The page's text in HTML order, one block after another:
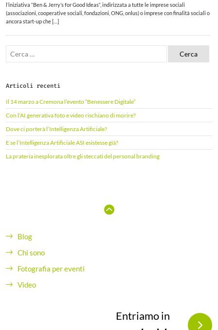
l’iniziativa “Ben & Jerry’s for Good Ideas“, indirizzata a tutte le imprese sociali
(associazioni, cooperative sociali, fondazioni, ONG, onlus) o imprese con finalità sociali o
ancora start-up che […]
r
a
p
e
r
:
Articoli recenti
Il 14 marzo a Cremona l’evento “Benessere Digitale”
Con l’AI generativa foto e video rischiano di morire?
Dove ci porterà l’Intelligenza Artificiale?
E se l’Intelligenza Artificiale ASI esistesse già?
La prateria inesplorata oltre gli steccati del personal branding
Blog
Chi sono
Fotografia per eventi
Video
Entriamo in